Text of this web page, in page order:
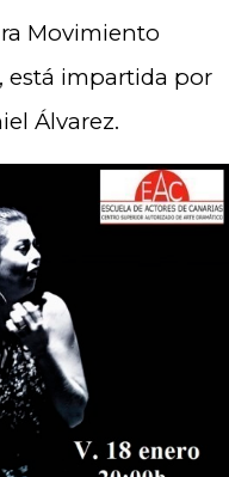
Movimiento
está impartida por
Álvarez.